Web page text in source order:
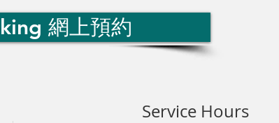
網上預約
Service Hours